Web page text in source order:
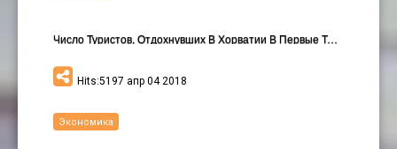
Число Туристов, Отдохнувших В Хорватии В Первые Тр…
Hits:5197 апр 04 2018
Экономика